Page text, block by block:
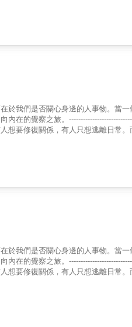
▋阿佐海岸鐵道－－以四國一周的路
。海上日的排程準備，與岸上觀光的
歡水上活動的旅客；探索多元文化
國家與港口。無論是便宜又天數長的
物。
於我們是否關心身邊的人事物。當
的覺察之旅。
要修復關係，有人只想逃離日常。
朝聖，不僅是兩段徒步紀實，更是
一幅靈魂地圖：從庇里牛斯山腰的
〉歌聲，彷彿在告訴我們──走路
，如何在困境中尋得力量，如何在
之旅，在生活中發現神聖。✨特別
口，需要「路標」的尋路者→ 渴望
義牧師………………感悟推薦「這不只
神的呼喚。」──陳建仁．前副總統
母醫院資深精神科醫師「一本很好
看見一個醫者、一位信仰者，如何
種美麗風景，而是透過走上朝聖之
於我們是否關心身邊的人事物。當
的覺察之旅。
要修復關係，有人只想逃離日常。
朝聖，不僅是兩段徒步紀實，更是
一幅靈魂地圖：從庇里牛斯山腰的
〉歌聲，彷彿在告訴我們──走路